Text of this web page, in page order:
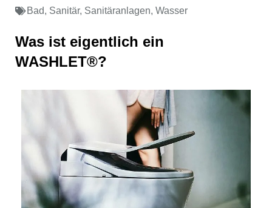
Bad, Sanitär, Sanitäranlagen, Wasser
Was ist eigentlich ein
WASHLET®?